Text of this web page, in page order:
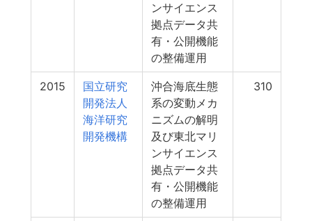
ンサイエンス
拠点データ共
有・公開機能
の整備運用
2015
国立研究
開発法人
海洋研究
開発機構
沖合海底生態
系の変動メカ
ニズムの解明
及び東北マリ
ンサイエンス
拠点データ共
有・公開機能
の整備運用
310